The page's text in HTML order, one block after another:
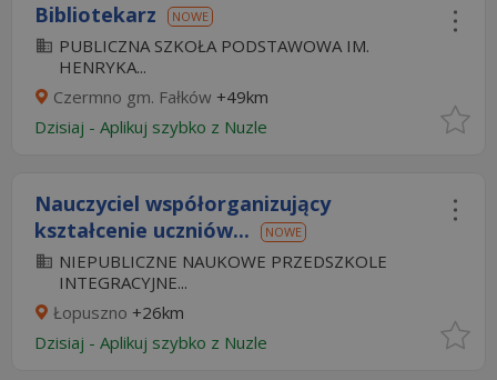
Bibliotekarz NOWE
PUBLICZNA SZKOŁA PODSTAWOWA IM.
HENRYKA...
Czermno gm. Fałków +49km
Dzisiaj - Aplikuj szybko z Nuzle
Nauczyciel współorganizujący
kształcenie uczniów...
NOWE
NIEPUBLICZNE NAUKOWE PRZEDSZKOLE
INTEGRACYJNE...
Łopuszno +26km
Dzisiaj - Aplikuj szybko z Nuzle